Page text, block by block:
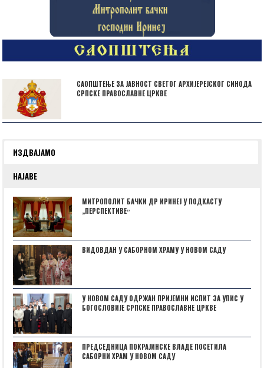
САОПШТЕЊЕ ЗА ЈАВНОСТ СВЕТОГ АРХИЈЕРЕЈСКОГ СИНОДА
СРПСКЕ ПРАВОСЛАВНЕ ЦРКВЕ
ИЗДВАЈАМО
НАЈАВЕ
МИТРОПОЛИТ БАЧКИ ДР ИРИНЕЈ У ПОДКАСТУ
„ПЕРСПЕКТИВЕˮ
ВИДОВДАН У САБОРНОМ ХРАМУ У НОВОМ САДУ
У НОВОМ САДУ ОДРЖАН ПРИЈЕМНИ ИСПИТ ЗА УПИС У
БОГОСЛОВИЈЕ СРПСКЕ ПРАВОСЛАВНЕ ЦРКВЕ
ПРЕДСЕДНИЦА ПОКРАЈИНСКЕ ВЛАДЕ ПОСЕТИЛА
САБОРНИ ХРАМ У НОВОМ САДУ